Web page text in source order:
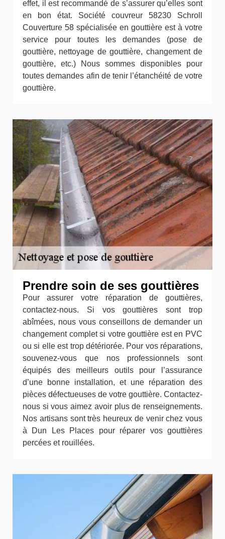
effet, il est recommandé de s’assurer qu’elles sont
en bon état. Société couvreur 58230 Schroll
Couverture 58 spécialisée en gouttière est à votre
service pour toutes les demandes (pose de
gouttière, nettoyage de gouttière, changement de
gouttière, etc.) Nous sommes disponibles pour
toutes demandes afin de tenir l’étanchéité de votre
gouttière.
Prendre soin de ses gouttières
Pour assurer votre réparation de gouttières,
contactez-nous. Si vos gouttières sont trop
abîmées, nous vous conseillons de demander un
changement complet si votre gouttière est en PVC
ou si elle est trop détériorée. Pour vos réparations,
souvenez-vous que nos professionnels sont
équipés des meilleurs outils pour l’assurance
d’une bonne installation, et une réparation des
pièces défectueuses de votre gouttière. Contactez-
nous si vous aimez avoir plus de renseignements.
Nos artisans sont très heureux de venir chez vous
à Dun Les Places pour réparer vos gouttières
percées et rouillées.